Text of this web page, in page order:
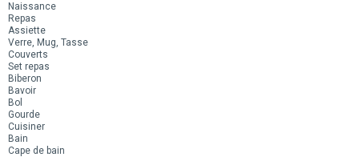
Naissance
Repas
Assiette
Verre, Mug, Tasse
Couverts
Set repas
Biberon
Bavoir
Bol
Gourde
Cuisiner
Bain
Cape de bain